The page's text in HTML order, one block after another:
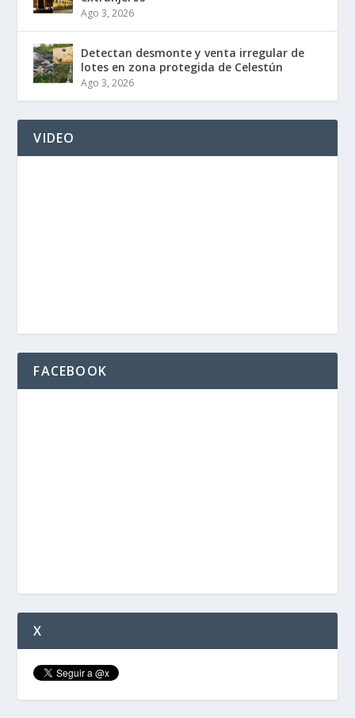
Ago 3, 2026
Detectan desmonte y venta irregular de
lotes en zona protegida de Celestún
Ago 3, 2026
VIDEO
FACEBOOK
X